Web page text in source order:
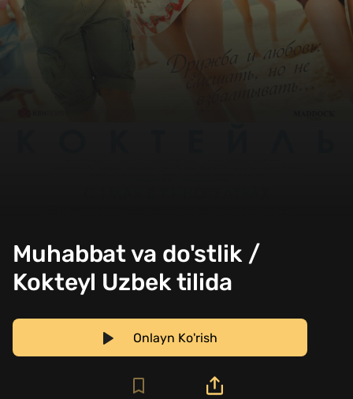
Muhabbat va do'stlik /
Kokteyl Uzbek tilida
Onlayn Ko'rish